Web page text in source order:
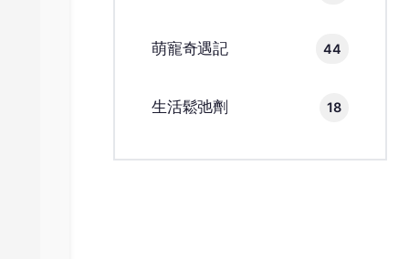
萌寵奇遇記 44
生活鬆弛劑 18